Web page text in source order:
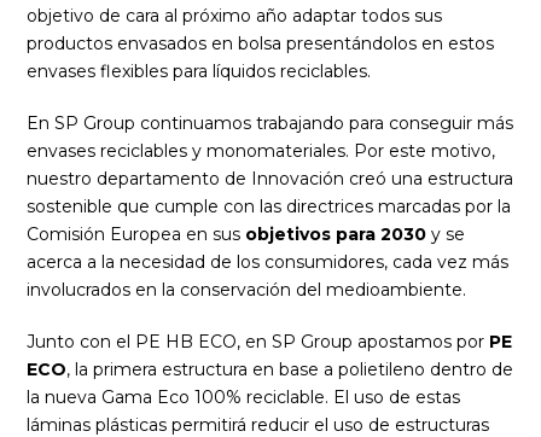
objetivo de cara al próximo año adaptar todos sus
productos envasados en bolsa presentándolos en estos
envases flexibles para líquidos reciclables.
En SP Group continuamos trabajando para conseguir más
envases reciclables y monomateriales. Por este motivo,
nuestro departamento de Innovación creó una estructura
sostenible que cumple con las directrices marcadas por la
Comisión Europea en sus objetivos para 2030 y se
acerca a la necesidad de los consumidores, cada vez más
involucrados en la conservación del medioambiente.
Junto con el PE HB ECO, en SP Group apostamos por PE
ECO, la primera estructura en base a polietileno dentro de
la nueva Gama Eco 100% reciclable. El uso de estas
láminas plásticas permitirá reducir el uso de estructuras